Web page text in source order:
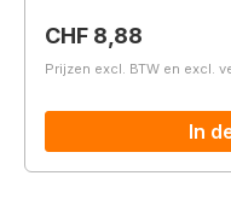
Normale prijs:
CHF 8,88
Prijzen excl. BTW en excl.
In